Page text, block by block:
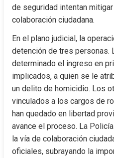
de seguridad intentan
colaboración ciudadana.
En el plano judicial, la
detención de tres personas.
determinado el ingreso en
implicados, a quien se le
un delito de homicidio. Los
vinculados a los cargos de
han quedado en libertad
avance el proceso. La
la vía de colaboración
oficiales, subrayando la